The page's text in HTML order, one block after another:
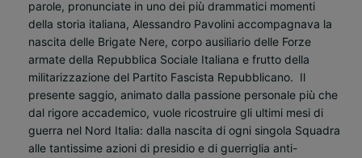
parole, pronunciate in uno dei più drammatici momenti
della storia italiana, Alessandro Pavolini accompagnava la
nascita delle Brigate Nere, corpo ausiliario delle Forze
armate della Repubblica Sociale Italiana e frutto della
militarizzazione del Partito Fascista Repubblicano. Il
presente saggio, animato dalla passione personale più che
dal rigore accademico, vuole ricostruire gli ultimi mesi di
guerra nel Nord Italia: dalla nascita di ogni singola Squadra
alle tantissime azioni di presidio e di guerriglia anti-